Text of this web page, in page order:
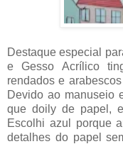
Destaque especial
e Gesso Acrílico
rendados e
Devido ao manuseio
que doily de papel,
Escolhi azul porque
detalhes do papel